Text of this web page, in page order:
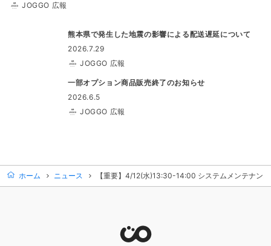
JOGGO 広報
熊本県で発生した地震の影響による配送遅延について
2026.7.29
JOGGO 広報
一部オプション商品販売終了のお知らせ
2026.6.5
JOGGO 広報
ホーム ニュース 【重要】4/12(水)13:30-14:00 システムメンテナンス